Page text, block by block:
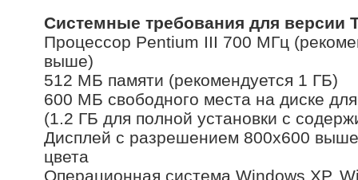
Системные требования для версии
Процессор Pentium III 700 МГц
выше)
512 МБ памяти (рекомендуется 1 ГБ)
600 МБ свободного места на диске
(1.2 ГБ для полной установки с
Дисплей с разрешением 800х600
цвета
Операционная система Windows XP,